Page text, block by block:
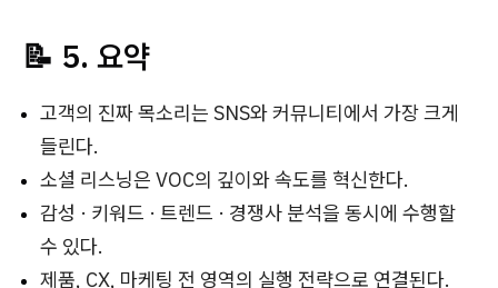
📝 5. 요약
고객의 진짜 목소리는 SNS와 커뮤니티에서 가장 크게
들린다.
소셜 리스닝은 VOC의 깊이와 속도를 혁신한다.
감성 · 키워드 · 트렌드 · 경쟁사 분석을 동시에 수행할
수 있다.
제품, CX, 마케팅 전 영역의 실행 전략으로 연결된다.